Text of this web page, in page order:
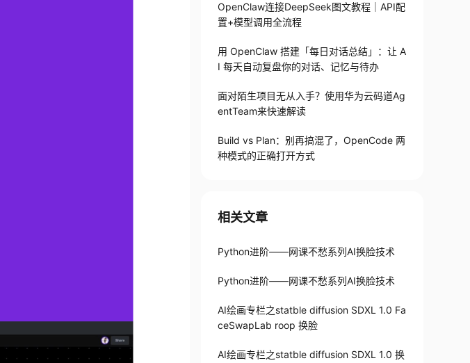
OpenClaw连接DeepSeek图文教程｜API配
置+模型调用全流程
用 OpenClaw 搭建「每日对话总结」：让 A
I 每天自动复盘你的对话、记忆与待办
面对陌生项目无从入手？使用华为云码道Ag
entTeam来快速解读
Build vs Plan：别再搞混了，OpenCode 两
种模式的正确打开方式
相关文章
Python进阶——网课不愁系列AI换脸技术
Python进阶——网课不愁系列AI换脸技术
AI绘画专栏之statble diffusion SDXL 1.0 Fa
ceSwapLab roop 换脸
AI绘画专栏之statble diffusion SDXL 1.0 换